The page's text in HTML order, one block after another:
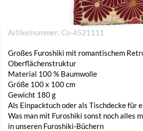
Artikelnummer: Co-4521111
Großes Furoshiki mit romantischem
Oberflächenstruktur
Material 100 % Baumwolle
Größe 100 x 100 cm
Gewicht 180 g
Als Einpacktuch oder als Tischdecke für
Was man mit Furoshiki sonst noch alles
in unseren Furoshiki-Büchern